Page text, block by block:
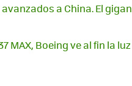
a China. El
MAX, Boeing ve al fin la